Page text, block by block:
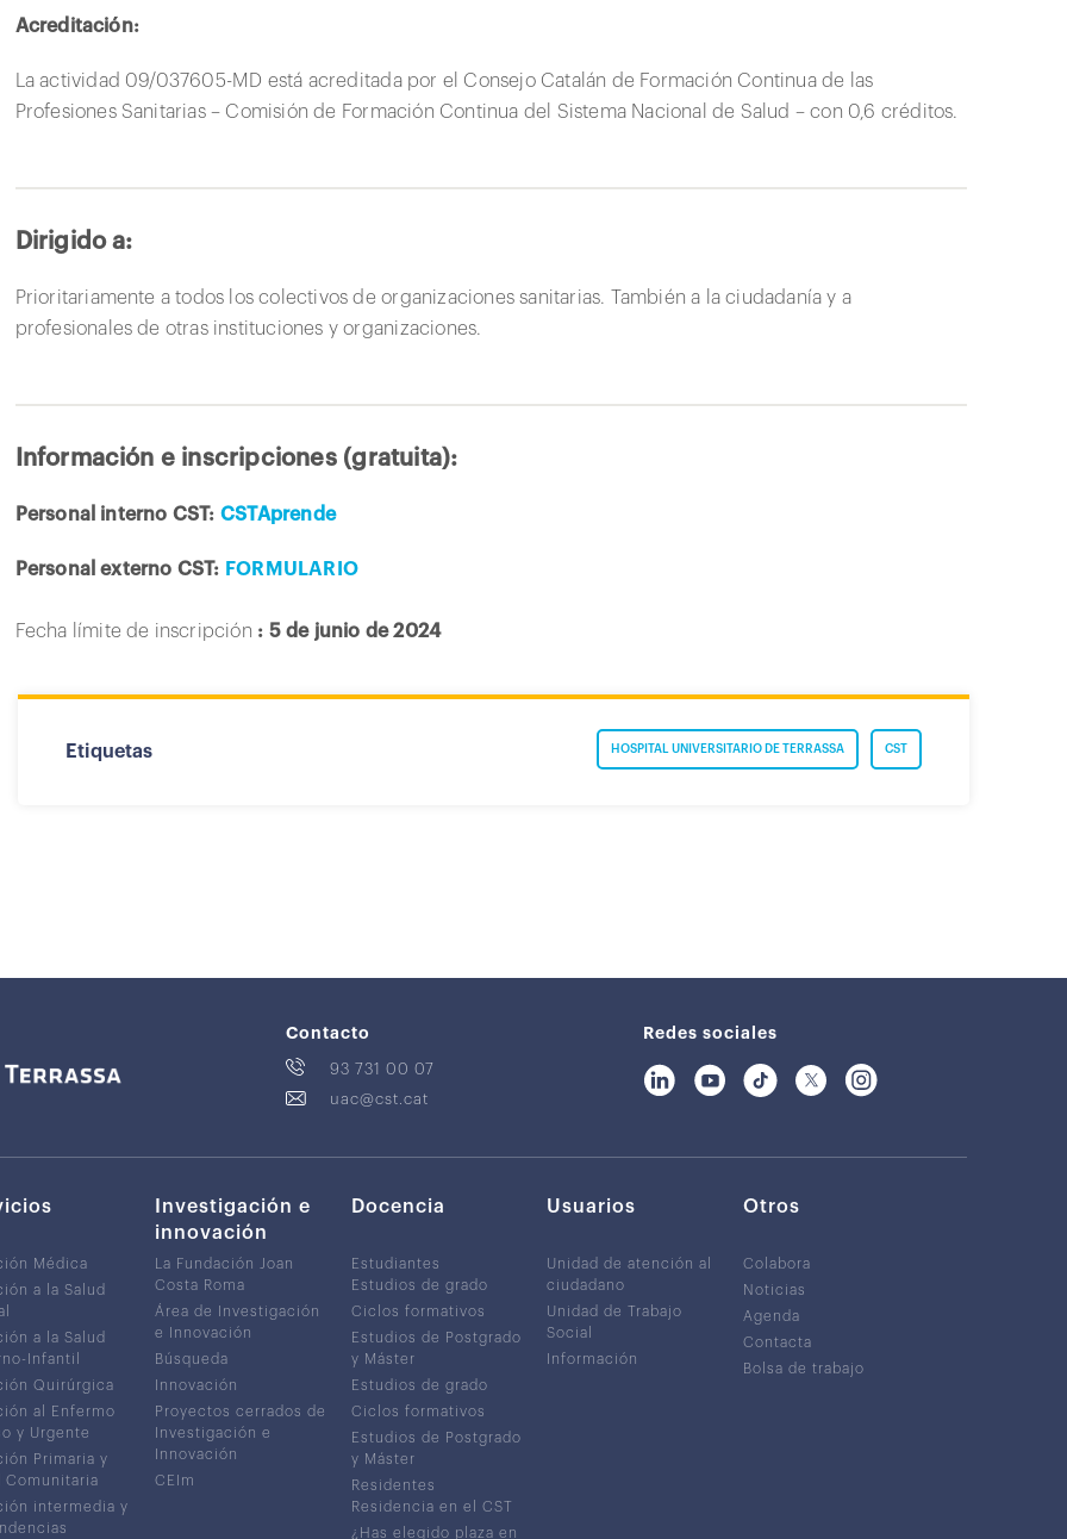
Acreditación:
La actividad 09/037605-MD está acreditada por el Consejo Catalán de Formación Continua de las
Profesiones Sanitarias – Comisión de Formación Continua del Sistema Nacional de Salud – con 0,6 créditos.
Dirigido a:
Prioritariamente a todos los colectivos de organizaciones sanitarias. También a la ciudadanía y a
profesionales de otras instituciones y organizaciones.
Información e inscripciones (gratuita):
Personal interno CST: CSTAprende
Personal externo CST: FORMULARIO
Fecha límite de inscripción : 5 de junio de 2024
Etiquetas CST
HOSPITAL UNIVERSITARIO DE TERRASSA
Contacto
93 731 00 07
uac@cst.cat
Redes sociales
Médica
a la Salud
a la Salud
Infantil
Quirúrgica
al Enfermo
y Urgente
Primaria y
Comunitaria
intermedia y
Investigación e
innovación
La Fundación Joan
Costa Roma
Área de Investigación
e Innovación
Búsqueda
Innovación
Proyectos cerrados de
Investigación e
Innovación
CEIm
Docencia
Estudiantes
Estudios de grado
Ciclos formativos
Estudios de Postgrado
y Máster
Estudios de grado
Ciclos formativos
Estudios de Postgrado
y Máster
Residentes
Residencia en el CST
¿Has elegido plaza en
Usuarios
Unidad de atención al
ciudadano
Unidad de Trabajo
Social
Información
Otros
Colabora
Noticias
Agenda
Contacta
Bolsa de trabajo